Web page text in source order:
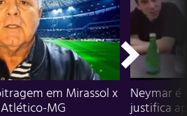
em Mirassol x
Atlético-MG
Neymar é
justifica